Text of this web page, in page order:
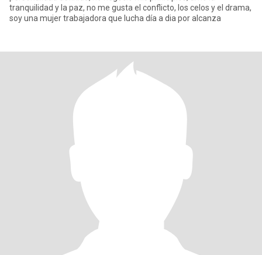
tranquilidad y la paz, no me gusta el conflicto, los celos y el drama,
soy una mujer trabajadora que lucha día a dia por alcanza